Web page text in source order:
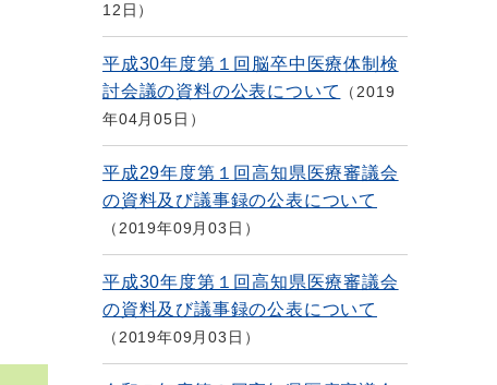
12日
平成30年度第１回脳卒中医療体制検
討会議の資料の公表について
2019
年04月05日
平成29年度第１回高知県医療審議会
の資料及び議事録の公表について
2019年09月03日
平成30年度第１回高知県医療審議会
の資料及び議事録の公表について
2019年09月03日